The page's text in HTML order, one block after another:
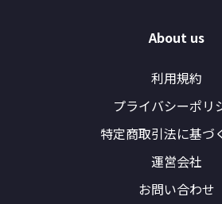
About us
利用規約
プライバシーポリ
特定商取引法に基づ
運営会社
お問い合わせ